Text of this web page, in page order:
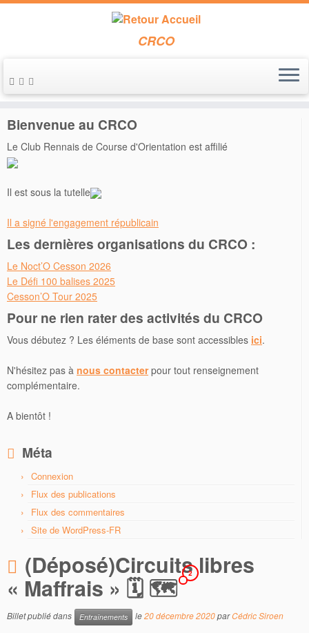
Passer
au
CRCO
Accueil » Entraînements » (Déposé)Circuits libres « Maffrais »
Bienvenue au CRCO
Le Club Rennais de Course d'Orientation est affilié
Il est sous la tutelle
Il a signé l'engagement républicain
Les dernières organisations du CRCO :
Le Noct’O Cesson 2026
Le Défi 100 balises 2025
Cesson’O Tour 2025
Pour ne rien rater des activités du CRCO
Vous débutez ? Les éléments de base sont accessibles ici.
N'hésitez pas à nous contacterpour tout renseignement
complémentaire.
A bientôt !
Méta
Connexion
Flux des publications
Flux des commentaires
Site de WordPress-FR
(Déposé)Circuits libres
« Maffrais » 🗓 🗺 2
Billet publié dans Entraînements le20 décembre 2020parCédric Siroen